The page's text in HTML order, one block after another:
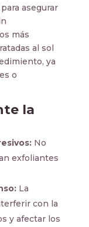
asegurar
más
al sol
ya
o
la
No
exfoliantes
La
con la
y afectar los